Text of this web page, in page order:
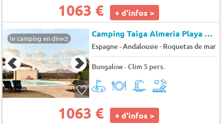
1063 € + d'infos >
le camping en direct Camping Taiga Almeria Playa
Espagne - Andalousie- Roquetas de mar
Bungalow - Clim 5 pers.
1063 € + d'infos >